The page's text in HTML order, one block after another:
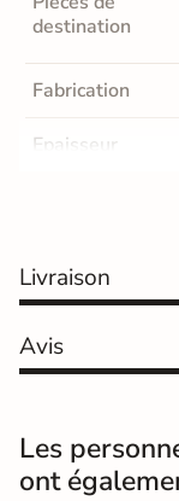
destination
Fabrication
Epaisseur
Surface
Résistant au Gel
Livraison
Avis
Les
ont